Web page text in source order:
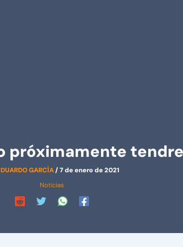
próximamente
GARCÍA/7 de enero de 2021
Noticias